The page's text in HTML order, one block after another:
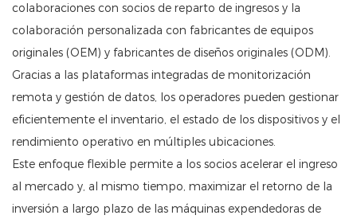
colaboraciones con socios de reparto de ingresos y la
colaboración personalizada con fabricantes de equipos
originales (OEM) y fabricantes de diseños originales (ODM).
Gracias a las plataformas integradas de monitorización
remota y gestión de datos, los operadores pueden gestionar
eficientemente el inventario, el estado de los dispositivos y el
rendimiento operativo en múltiples ubicaciones.
Este enfoque flexible permite a los socios acelerar el ingreso
al mercado y, al mismo tiempo, maximizar el retorno de la
inversión a largo plazo de las máquinas expendedoras de